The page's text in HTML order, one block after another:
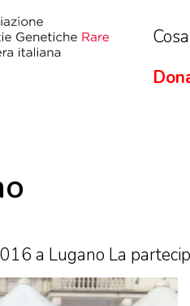
a Lugano La